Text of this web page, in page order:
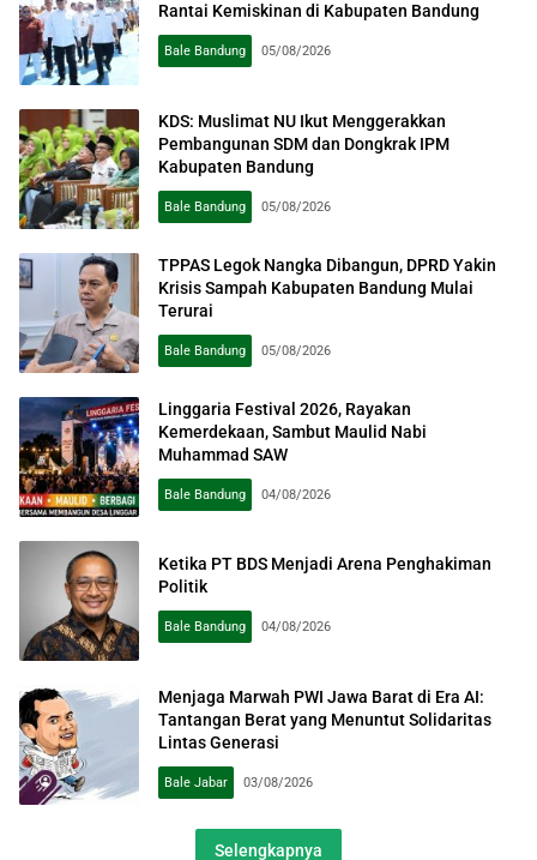
Rantai Kemiskinan di Kabupaten Bandung
Bale Bandung 05/08/2026
KDS: Muslimat NU Ikut Menggerakkan
Pembangunan SDM dan Dongkrak IPM
Kabupaten Bandung
Bale Bandung 05/08/2026
TPPAS Legok Nangka Dibangun, DPRD Yakin
Krisis Sampah Kabupaten Bandung Mulai
Terurai
Bale Bandung 05/08/2026
Linggaria Festival 2026, Rayakan
Kemerdekaan, Sambut Maulid Nabi
Muhammad SAW
Bale Bandung 04/08/2026
Ketika PT BDS Menjadi Arena Penghakiman
Politik
Bale Bandung 04/08/2026
Menjaga Marwah PWI Jawa Barat di Era AI:
Tantangan Berat yang Menuntut Solidaritas
Lintas Generasi
Bale Jabar 03/08/2026
Selengkapnya